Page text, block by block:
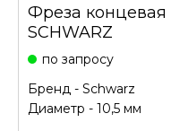
Фреза концевая
SCHWARZ
по запросу
Бренд - Schwarz
Диаметр - 10,5 мм